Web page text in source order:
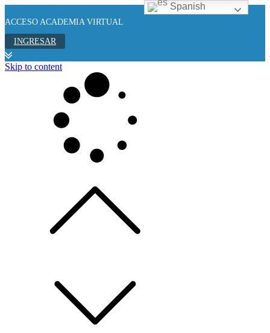
ACCESO ACADEMIA VIRTUAL
INGRESAR
Skip to content
Spanish